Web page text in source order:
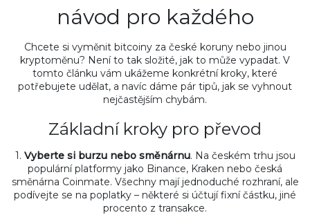
návod pro každého
Chcete si vyměnit bitcoiny za české koruny nebo jinou
kryptoměnu? Není to tak složité, jak to může vypadat. V
tomto článku vám ukážeme konkrétní kroky, které
potřebujete udělat, a navíc dáme pár tipů, jak se vyhnout
nejčastějším chybám.
Základní kroky pro převod
1. Vyberte si burzu nebo směnárnu. Na českém trhu jsou
populární platformy jako Binance, Kraken nebo česká
směnárna Coinmate. Všechny mají jednoduché rozhraní, ale
podívejte se na poplatky – některé si účtují fixní částku, jiné
procento z transakce.